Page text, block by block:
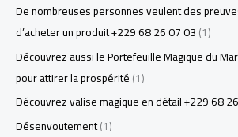
De nombreuses personnes veulent des
d’acheter un produit +229 68 26 07 03(1)
Découvrez aussi le Portefeuille Magique du
pour attirer la prospérité(1)
Découvrez valise magique en détail +229 68
Désenvoutement(1)